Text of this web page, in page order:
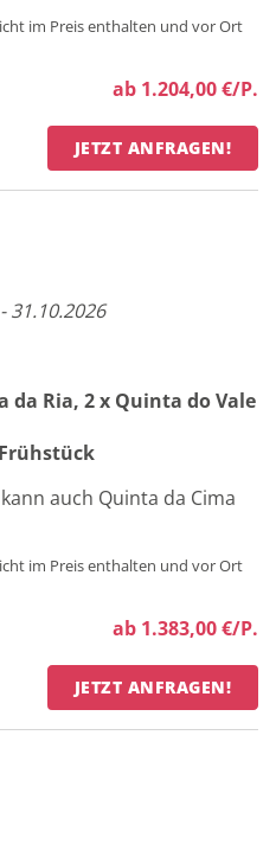
im Preis enthalten und vor Ort
ab 1.204,00 €/P.
JETZT ANFRAGEN!
31.10.2026
da Ria, 2 x Quinta do Vale
auch Quinta da Cima
im Preis enthalten und vor Ort
ab 1.383,00 €/P.
JETZT ANFRAGEN!